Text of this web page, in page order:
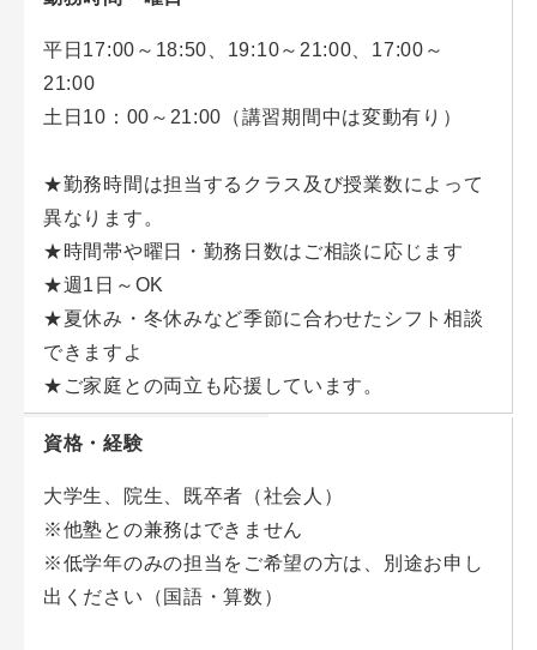
平日17:00～18:50、19:10～21:00、17:00～
21:00
土日10：00～21:00（講習期間中は変動有り）
★勤務時間は担当するクラス及び授業数によって
異なります。
★時間帯や曜日・勤務日数はご相談に応じます
★週1日～OK
★夏休み・冬休みなど季節に合わせたシフト相談
できますよ
★ご家庭との両立も応援しています。
資格・経験
大学生、院生、既卒者（社会人）
※他塾との兼務はできません
※低学年のみの担当をご希望の方は、別途お申し
出ください（国語・算数）